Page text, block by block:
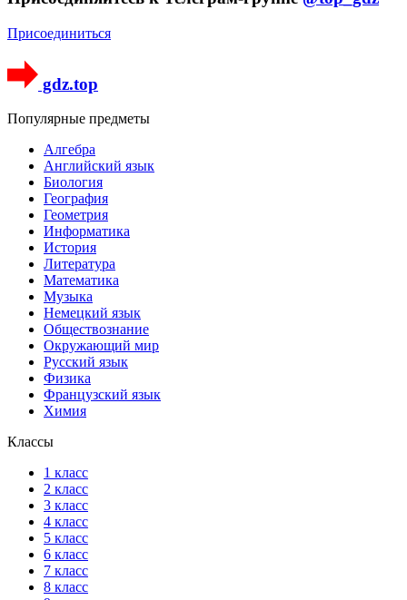
Присоединиться
gdz.top
Популярные предметы
Алгебра
Английский язык
Биология
География
Геометрия
Информатика
История
Литература
Математика
Музыка
Немецкий язык
Обществознание
Окружающий мир
Русский язык
Физика
Французский язык
Химия
Классы
1 класс
2 класс
3 класс
4 класс
5 класс
6 класс
7 класс
8 класс